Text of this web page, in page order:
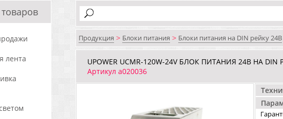
лента
Продукция > Блоки питания > Блоки питания на DIN рейку 24В
UPOWER UCMR-120W-24V БЛОК ПИТАНИЯ 24В НА DIN
Артикул a020036